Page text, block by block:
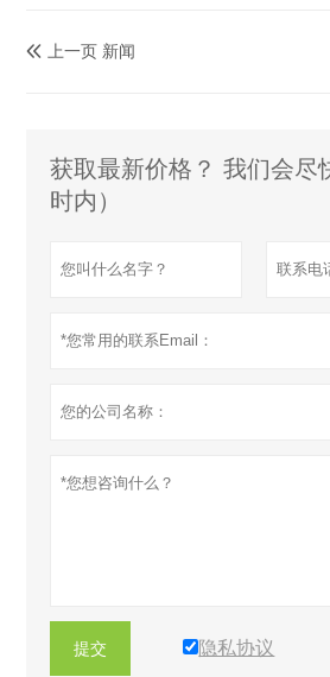
 上一页 新闻
获取最新价格？ 我们会尽
时内）
提交 隐私协议